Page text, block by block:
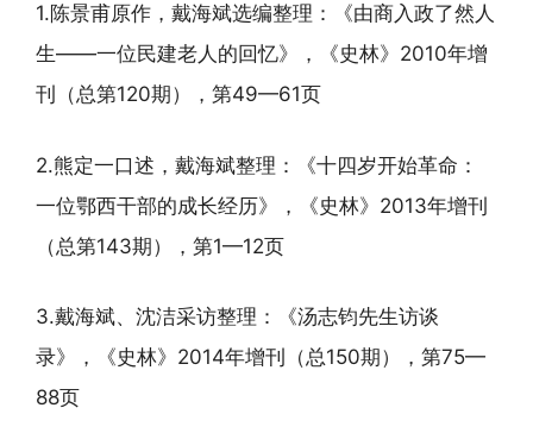
1.陈景甫原作，戴海斌选编整理：《由商入政了然人
生——一位民建老人的回忆》，《史林》2010年增
刊（总第120期），第49—61页
2.熊定一口述，戴海斌整理：《十四岁开始革命：
一位鄂西干部的成长经历》，《史林》2013年增刊
（总第143期），第1—12页
3.戴海斌、沈洁采访整理：《汤志钧先生访谈
录》，《史林》2014年增刊（总150期），第75—
88页